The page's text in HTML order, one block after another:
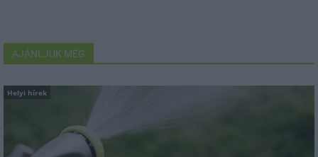
AJÁNLJUK MÉG
Helyi hírek